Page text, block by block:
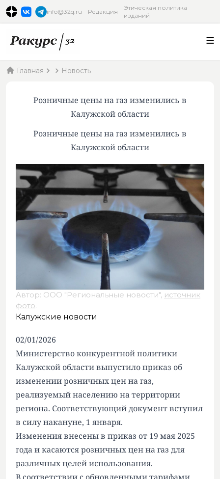
info@32q.ru Редакция
Этическая политика
изданий
Главная Новость
Розничные цены на газ изменились в
Калужской области
Розничные цены на газ изменились в
Калужской области
Автор: ООО "Региональные новости", источник
фото.
Калужские новости
02/01/2026
Министерство конкурентной политики
Калужской области выпустило приказ об
изменении розничных цен на газ,
реализуемый населению на территории
региона. Соответствующий документ вступил
в силу накануне, 1 января.
Изменения внесены в приказ от 19 мая 2025
года и касаются розничных цен на газ для
различных целей использования.